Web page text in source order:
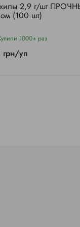
2,9 г/шт
(100 шт)
1000+ раз
грн/уп